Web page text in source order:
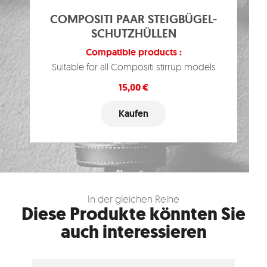
COMPOSITI PAAR STEIGBÜGEL-
SCHUTZHÜLLEN
Compatible products :
Suitable for all Compositi stirrup models
Preis
15,00 €
Kaufen
In der gleichen Reihe
Diese Produkte könnten Sie
auch interessieren